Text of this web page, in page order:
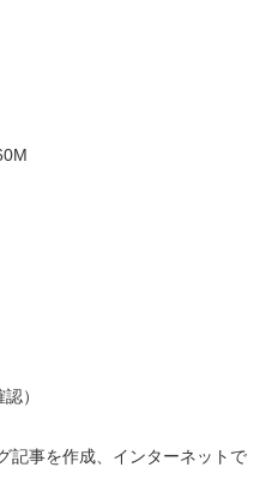
）
記事を作成、インターネットで